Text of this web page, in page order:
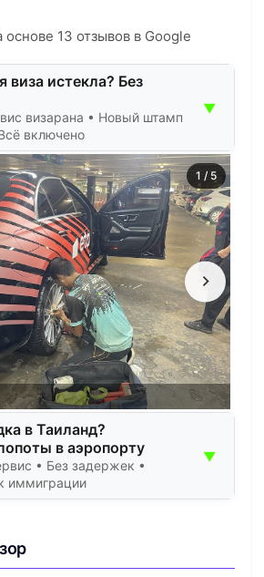
13 отзывов в Google
виза истекла? Без
визарана • Новый штамп
включено
▼
1 / 5
в Таиланд?
в аэропорту
• Без задержек •
иммиграции
▼